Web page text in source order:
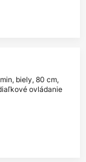
biely, 80 cm,
ovládanie